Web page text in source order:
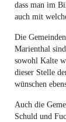
dass man im
auch mit
Die
Marienthal
sowohl Kalte
dieser Stelle
wünschen
Auch die
Schuld und